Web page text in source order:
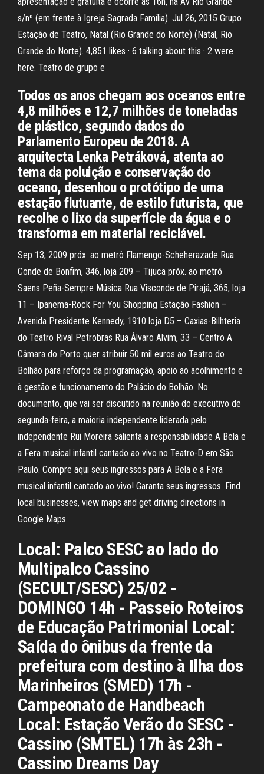
s/nº (em frente à Igreja Sagrada Família). Jul 26, 2015 Grupo
Estação de Teatro, Natal (Rio Grande do Norte) (Natal, Rio
Grande do Norte). 4,851 likes · 6 talking about this · 2 were
here. Teatro de grupo e
Todos os anos chegam aos oceanos entre
4,8 milhões e 12,7 milhões de toneladas
de plástico, segundo dados do
Parlamento Europeu de 2018. A
arquitecta Lenka Petráková, atenta ao
tema da poluição e conservação do
oceano, desenhou o protótipo de uma
estação flutuante, de estilo futurista, que
recolhe o lixo da superfície da água e o
transforma em material reciclável.
Sep 13, 2009 próx. ao metrô Flamengo-Scheherazade Rua
Conde de Bonfim, 346, loja 209 – Tijuca próx. ao metrô
Saens Peña-Sempre Música Rua Visconde de Pirajá, 365, loja
11 – Ipanema-Rock For You Shopping Estação Fashion –
Avenida Presidente Kennedy, 1910 loja D5 – Caxias-Bilhteria
do Teatro Rival Petrobras Rua Álvaro Alvim, 33 – Centro A
Câmara do Porto quer atribuir 50 mil euros ao Teatro do
Bolhão para reforço da programação, apoio ao acolhimento e
à gestão e funcionamento do Palácio do Bolhão. No
documento, que vai ser discutido na reunião do executivo de
segunda-feira, a maioria independente liderada pelo
independente Rui Moreira salienta a responsabilidade A Bela e
a Fera musical infantil cantado ao vivo no Teatro-D em São
Paulo. Compre aqui seus ingressos para A Bela e a Fera
musical infantil cantado ao vivo! Garanta seus ingressos. Find
local businesses, view maps and get driving directions in
Google Maps.
Local: Palco SESC ao lado do
Multipalco Cassino
(SECULT/SESC) 25/02 -
DOMINGO 14h - Passeio Roteiros
de Educação Patrimonial Local:
Saída do ônibus da frente da
prefeitura com destino à Ilha dos
Marinheiros (SMED) 17h -
Campeonato de Handbeach
Local: Estação Verão do SESC -
Cassino (SMTEL) 17h às 23h -
Cassino Dreams Day